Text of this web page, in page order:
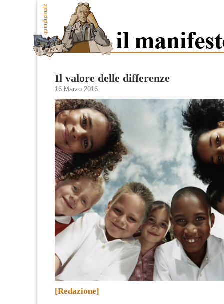
Il valore delle differenze
16 Marzo 2016
[Redazione]